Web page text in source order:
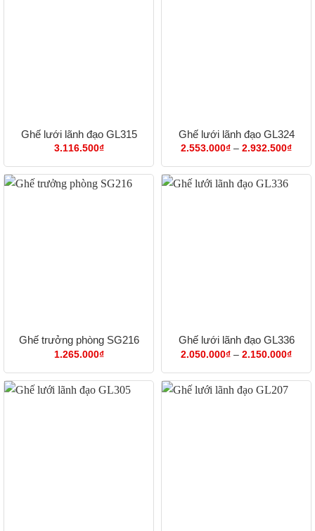
Ghế lưới lãnh đạo GL315
3.116.500₫
Ghế lưới lãnh đạo GL324
2.553.000₫ – 2.932.500₫
từ
Ghế trưởng phòng SG216
1.265.000₫
Ghế lưới lãnh đạo GL336
2.050.000₫ – 2.150.000₫
từ